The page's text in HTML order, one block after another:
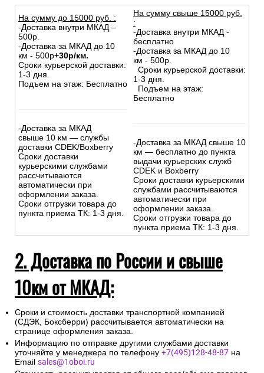
На сумму до 15000 руб. :
-Доставка внутри МКАД –
500р.
-Доставка за МКАД до 10
км - 500р+30р/км.
Сроки курьерской доставки:
1-3 дня.
Подъем на этаж: Бесплатно
-Доставка за МКАД
свыше 10 км — службы
доставки CDEK/Boxberry
Сроки доставки
курьерскими службами
рассчитываются
автоматически при
оформлении заказа.
Сроки отгрузки товара до
пункта приема ТК: 1-3 дня.
На сумму свыше 15000 руб.
:
-Доставка внутри МКАД -
бесплатно
-Доставка за МКАД до 10
км - 500р.
Сроки курьерской доставки:
1-3 дня.
Подъем на этаж:
Бесплатно
-Доставка за МКАД свыше 10
км — бесплатно до пункта
выдачи курьерских служб
CDEK и Boxberry
Сроки доставки курьерскими
службами рассчитываются
автоматически при
оформлении заказа.
Сроки отгрузки товара до
пункта приема ТК: 1-3 дня.
2. Доставка по России и свыше
10км от МКАД:
Сроки и стоимость доставки транспортной компанией
(СДЭК, Боксберри) рассчитывается автоматически на
странице оформления заказа.
Информацию по отправке другими службами доставки
уточняйте у менеджера по телефону +7(495)128-48-87 на
Email sales@1oboi.ru